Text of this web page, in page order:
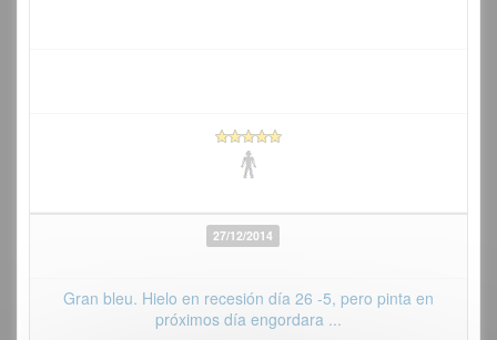
27/12/2014
Gran bleu. Hielo en recesión día 26 -5, pero pinta en
próximos día engordara ...